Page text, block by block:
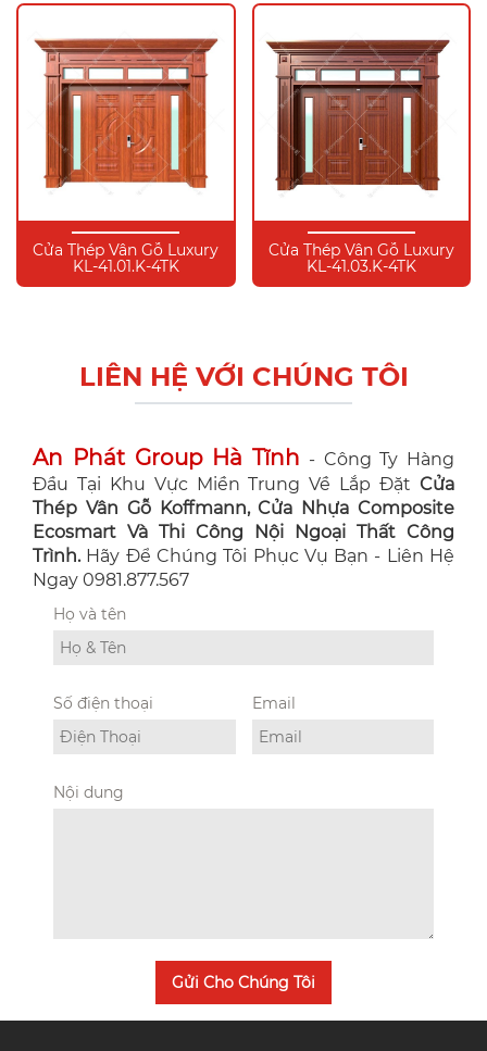
Cửa Thép Vân Gỗ Luxury
KL-41.01.K-4TK
Cửa Thép Vân Gỗ Luxury
KL-41.03.K-4TK
LIÊN HỆ VỚI CHÚNG TÔI
An Phát Group Hà Tĩnh - Công Ty Hàng
Đầu Tại Khu Vực Miền Trung Về Lắp Đặt Cửa
Thép Vân Gỗ Koffmann, Cửa Nhựa Composite
Ecosmart Và Thi Công Nội Ngoại Thất Công
Trình. Hãy Để Chúng Tôi Phục Vụ Bạn - Liên Hệ
Ngay 0981.877.567
Họ và tên
Số điện thoại Email
Nội dung
Gửi Cho Chúng Tôi